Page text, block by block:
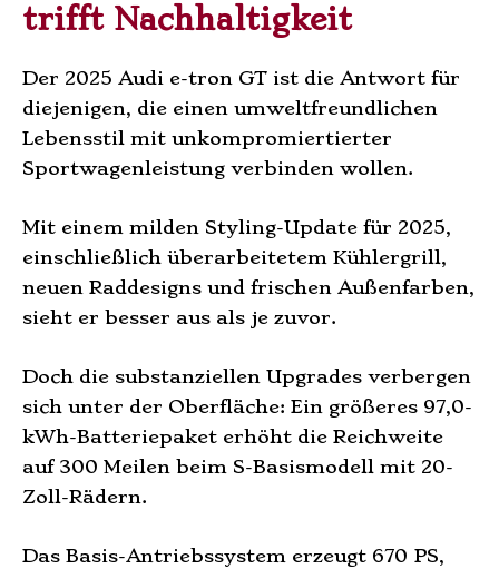
trifft Nachhaltigkeit
Der 2025 Audi e-tron GT ist die Antwort für
diejenigen, die einen umweltfreundlichen
Lebensstil mit unkompromiertierter
Sportwagenleistung verbinden wollen.
Mit einem milden Styling-Update für 2025,
einschließlich überarbeitetem Kühlergrill,
neuen Raddesigns und frischen Außenfarben,
sieht er besser aus als je zuvor.
Doch die substanziellen Upgrades verbergen
sich unter der Oberfläche: Ein größeres 97,0-
kWh-Batteriepaket erhöht die Reichweite
auf 300 Meilen beim S-Basismodell mit 20-
Zoll-Rädern.
Das Basis-Antriebssystem erzeugt 670 PS,